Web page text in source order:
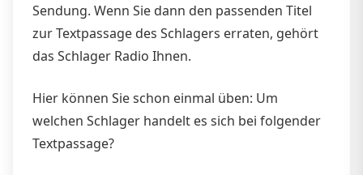
Sendung. Wenn Sie dann den passenden Titel
zur Textpassage des Schlagers erraten, gehört
das Schlager Radio Ihnen.
Hier können Sie schon einmal üben: Um
welchen Schlager handelt es sich bei folgender
Textpassage?